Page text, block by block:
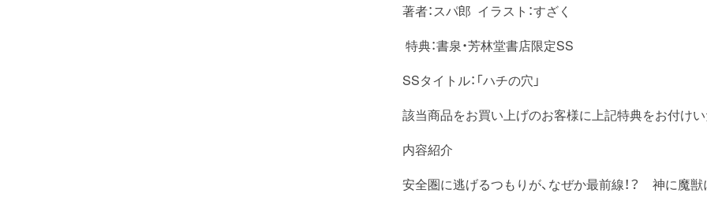
著者：スパ郎 イラスト：すざく
特典：書泉・芳林堂書店限定SS
SSタイトル：「ハチの穴」
該当商品をお買い上げのお客様に上記特典をお付け
内容紹介
安全圏に逃げるつもりが、なぜか最前線！？ 神に魔獣